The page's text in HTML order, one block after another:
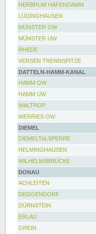
HERBRUM HAFENDAMM
LÜDINGHAUSEN
MÜNSTER OW
MÜNSTER UW
RHEDE
VERSEN TRENNSPITZE
DATTELN-HAMM-KANAL
HAMM OW
HAMM UW
WALTROP
WERRIES OW
DIEMEL
DIEMELTALSPERRE
HELMINGHAUSEN
WILHELMSBRÜCKE
DONAU
ACHLEITEN
DEGGENDORF
DÜRNSTEIN
ERLAU
GREIN